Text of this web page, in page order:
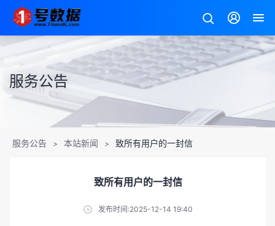
服务公告
服务公告 > 本站新闻 > 致所有用户的一封信
致所有用户的一封信
发布时间:2025-12-14 19:40